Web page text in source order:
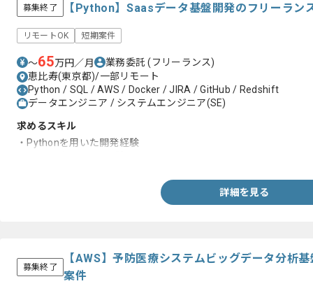
募集終了 【Python】Saasデータ基盤開発のフリーラン
リモートOK 短期案件
〜65万円／月 業務委託(フリーランス)
恵比寿(東京都)/一部リモート
Python / SQL / AWS / Docker / JIRA / GitHub / Redshift
データエンジニア / システムエンジニア(SE)
求めるスキル
・Pythonを用いた開発経験
詳細を見る
募集終了
【AWS】予防医療システムビッグデータ分析
案件